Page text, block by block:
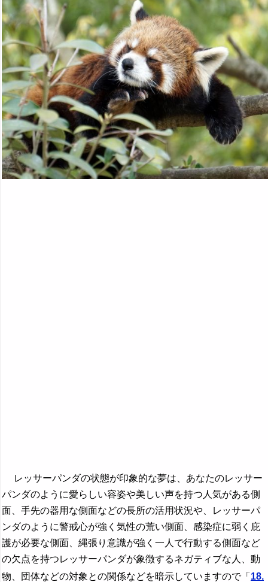
レッサーパンダの状態が印象的な夢は、あなたのレッサー
パンダのように愛らしい容姿や美しい声を持つ人気がある側
面、手先の器用な側面などの長所の活用状況や、レッサーパ
ンダのように警戒心が強く気性の荒い側面、感染症に弱く庇
護が必要な側面、縄張り意識が強く一人で行動する側面など
の欠点を持つレッサーパンダが象徴するネガティブな人、動
物、団体などの対象との関係などを暗示していますので「 18.